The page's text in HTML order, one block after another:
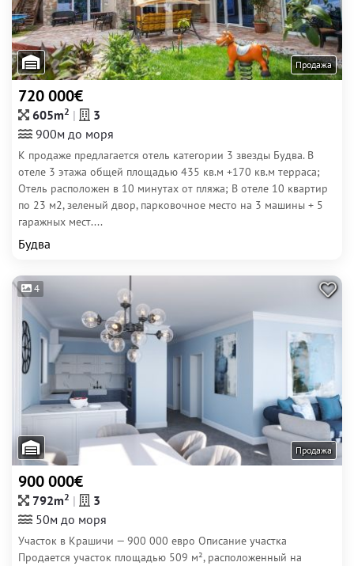
Продажа
720 000€
605m2
3
900м до моря
К продаже предлагается отель категории 3 звезды Будва. В
отеле 3 этажа общей площадью 435 кв.м +170 кв.м терраса;
Отель расположен в 10 минутах от пляжа; В отеле 10 квартир
по 23 м2, зеленый двор, парковочное место на 3 машины + 5
гаражных мест....
Будва
4
Продажа
900 000€
792m2
3
50м до моря
Участок в Крашичи — 900 000 евро Описание участка
Продается участок площадью 509 м², расположенный на